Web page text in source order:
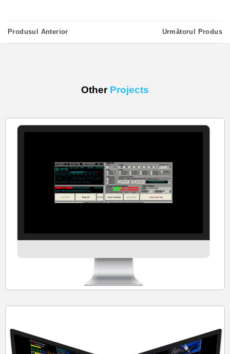
BootData Report – raport zilnic al pornirilor StudioQ.
Următorul Produs
Produsul Anterior
Other Projects